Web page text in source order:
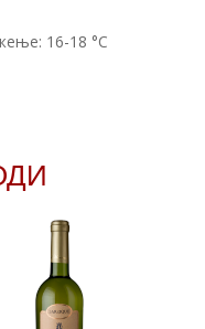
16-18 °С